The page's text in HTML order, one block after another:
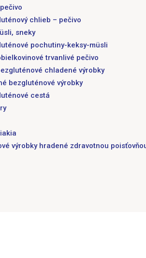
chlieb – pečivo
sneky
pochutiny-keksy-müsli
trvanlivé pečivo
chladené výrobky
bezgluténové výrobky
cestá
výrobky hradené zdravotnou